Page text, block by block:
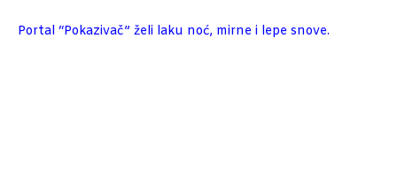
Portal “Pokazivač” želi laku noć, mirne i lepe snove.